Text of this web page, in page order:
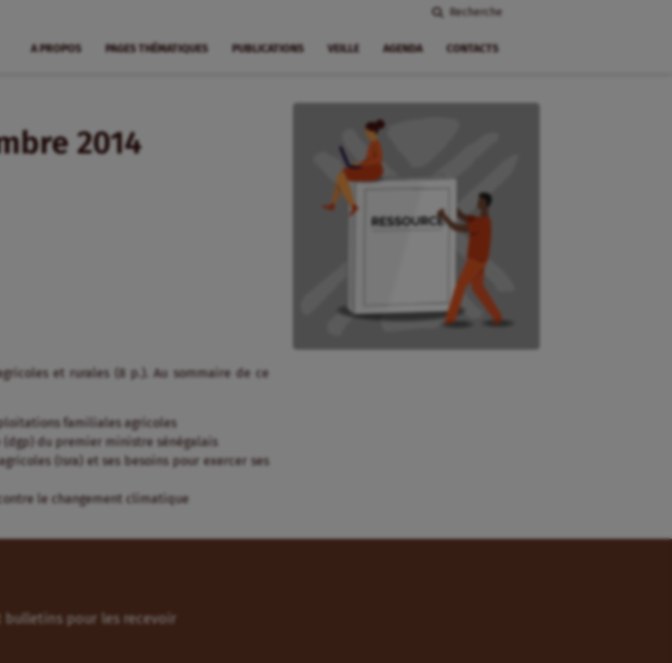
Recherche
A PROPOS PAGES THÉMATIQUES PUBLICATIONS VEILLE AGENDA CONTACTS
2014
et rurales (8 p.). Au sommaire de ce
familiales agricoles
du premier ministre sénégalais
(Isra) et ses besoins pour exercer ses
le changement climatique
pour les recevoir